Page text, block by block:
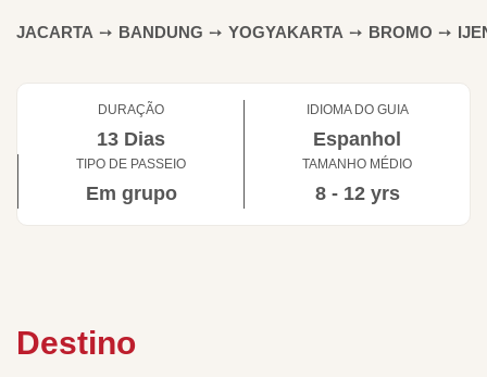
JACARTA ➙ BANDUNG ➙ YOGYAKARTA ➙ BROMO ➙
DURAÇÃO
13 Dias
IDIOMA DO GUIA
Espanhol
TIPO DE PASSEIO
Em grupo
TAMANHO MÉDIO
8 - 12 yrs
Destino